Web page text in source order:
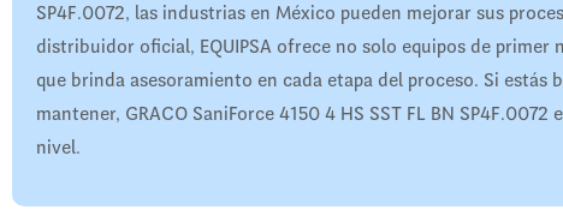
SP4F.0072, las industrias en México pueden mejorar sus
distribuidor oficial, EQUIPSA ofrece no solo equipos de
que brinda asesoramiento en cada etapa del proceso. Si
mantener, GRACO SaniForce 4150 4 HS SST FL BN
nivel.